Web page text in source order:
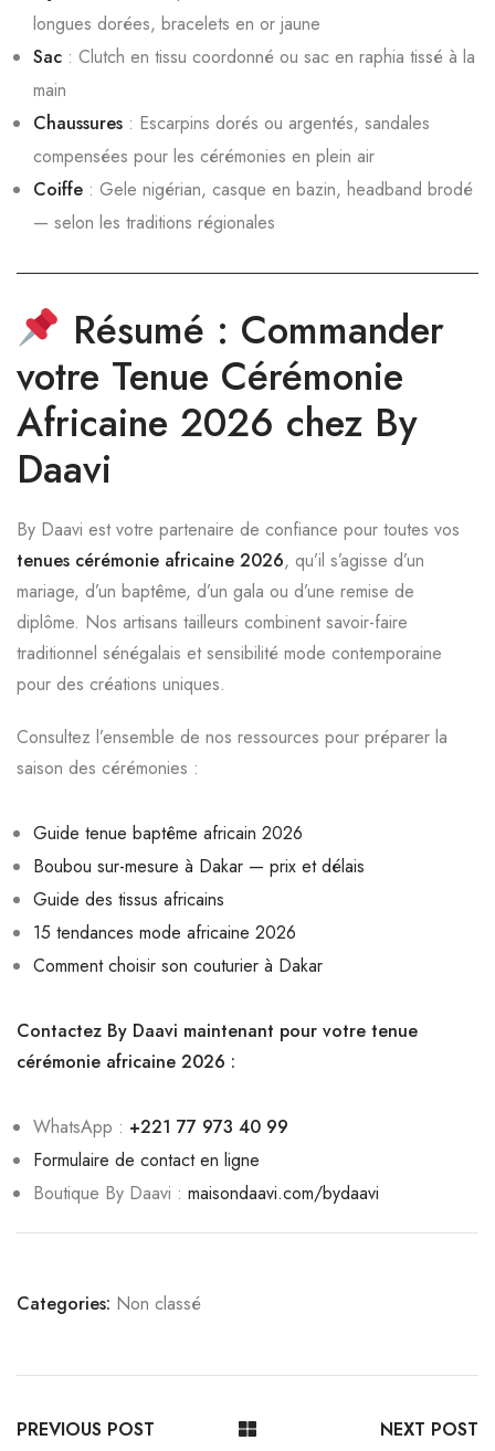
longues dorées, bracelets en or jaune
Sac : Clutch en tissu coordonné ou sac en raphia tissé à la
main
Chaussures : Escarpins dorés ou argentés, sandales
compensées pour les cérémonies en plein air
Coiffe : Gele nigérian, casque en bazin, headband brodé
— selon les traditions régionales
Résumé : Commander
votre Tenue Cérémonie
Africaine 2026 chez By
Daavi
By Daavi est votre partenaire de confiance pour toutes vos
tenues cérémonie africaine 2026, qu’il s’agisse d’un
mariage, d’un baptême, d’un gala ou d’une remise de
diplôme. Nos artisans tailleurs combinent savoir-faire
traditionnel sénégalais et sensibilité mode contemporaine
pour des créations uniques.
Consultez l’ensemble de nos ressources pour préparer la
saison des cérémonies :
Guide tenue baptême africain 2026
Boubou sur-mesure à Dakar — prix et délais
Guide des tissus africains
15 tendances mode africaine 2026
Comment choisir son couturier à Dakar
Contactez By Daavi maintenant pour votre tenue
cérémonie africaine 2026 :
WhatsApp : +221 77 973 40 99
Formulaire de contact en ligne
Boutique By Daavi : maisondaavi.com/bydaavi
Categories: Non classé
PREVIOUS POST NEXT POST